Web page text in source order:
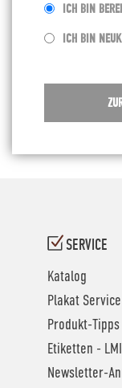
ICH BIN
ICH BIN
SERVICE
Katalog
Plakat Service
Produkt-Tipps
Etiketten -
Newsletter-